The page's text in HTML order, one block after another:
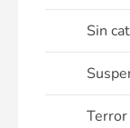
Sin
Terror